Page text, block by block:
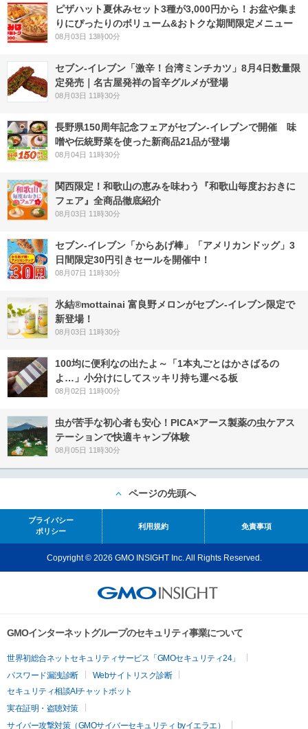
ピザハット夏休みセット3種が3,000円から！お盆や集ま
りにぴったりのボリューム&おトクな期間限定メニュー
08月03日 13時00分
セブン-イレブン「激辛！台湾ミンチカツ」8月4日数量限
定発売｜名古屋発祥の旨辛グルメが登場
08月03日 11時30分
長野県150周年記念フェアがセブン-イレブンで開催 味
噌や伝統野菜を使った新商品21品が登場
08月04日 11時30分
関西限定！和歌山の恵みを味わう『和歌山毎度おおきに
フェア』全商品徹底紹介
08月03日 11時30分
セブン‐イレブン「からあげ棒」「アメリカンドッグ」3
日間限定30円引きセールを開催中！
08月07日 11時30分
氷結®mottainai 富良野メロンがセブン‐イレブン限定で
新登場！
08月03日 11時30分
100均に便利なの出たよ～「1本丸ごとはかさばるの
よ…」小分けにしてスッキリ持ち運べる板
08月02日 11時00分
虫が苦手な初心者も安心！PICA×アース製薬の虫ケアス
テーションで快適キャンプ体験
08月05日 11時30分
ページの先頭へ
プライバシー
ポリシー
利用規約 免責事項
Copyright © 2026 GMO INSIGHT Inc. All Rights Reserved.
GMOインターネットグループのセキュリティ事業について
世界初総合ネットセキュリティサービス「GMOセキュリティ24」
パスワード漏洩診断
Webサイトリスク診断
セキュリティ相談AIチャットボット
実在証明・盗聴対策
サイバー攻撃対策（GMOサイバーセキュリティ byイエラエ）